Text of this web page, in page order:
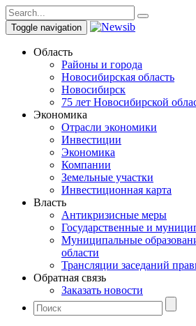
Toggle navigation
Область
Районы и города
Новосибирская область
Новосибирск
75 лет Новосибирской
Экономика
Отрасли экономики
Инвестиции
Экономика
Компании
Земельные участки
Инвестиционная карта
Власть
Антикризисные меры
Государственные и
Муниципальные
области
Трансляции заседаний
Обратная связь
Заказать новости